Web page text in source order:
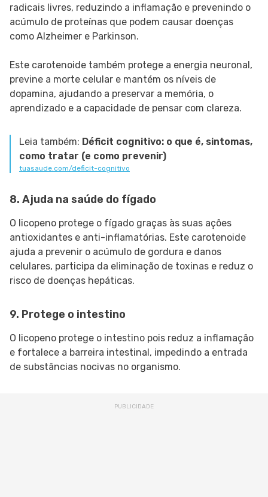
radicais livres, reduzindo a inflamação e prevenindo o
acúmulo de proteínas que podem causar doenças
como Alzheimer e Parkinson.
Este carotenoide também protege a energia neuronal,
previne a morte celular e mantém os níveis de
dopamina, ajudando a preservar a memória, o
aprendizado e a capacidade de pensar com clareza.
Leia também: Déficit cognitivo: o que é, sintomas,
como tratar (e como prevenir)
tuasaude.com/deficit-cognitivo
8. Ajuda na saúde do fígado
O licopeno protege o fígado graças às suas ações
antioxidantes e anti-inflamatórias. Este carotenoide
ajuda a prevenir o acúmulo de gordura e danos
celulares, participa da eliminação de toxinas e reduz o
risco de doenças hepáticas.
9. Protege o intestino
O licopeno protege o intestino pois reduz a inflamação
e fortalece a barreira intestinal, impedindo a entrada
de substâncias nocivas no organismo.